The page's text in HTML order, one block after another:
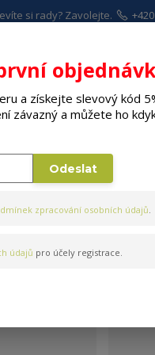
Hledat
si rady? Zavolejte.
DÍLNA A
a získejte slevový kód
závazný a můžete ho
Odeslat
zpracování osobních údajů.
údajů pro účely registrace.